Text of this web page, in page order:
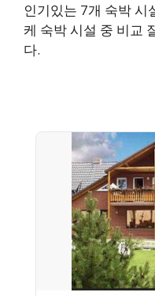
인기있는 7개 숙박 시
케 숙박 시설 중 비교
다.